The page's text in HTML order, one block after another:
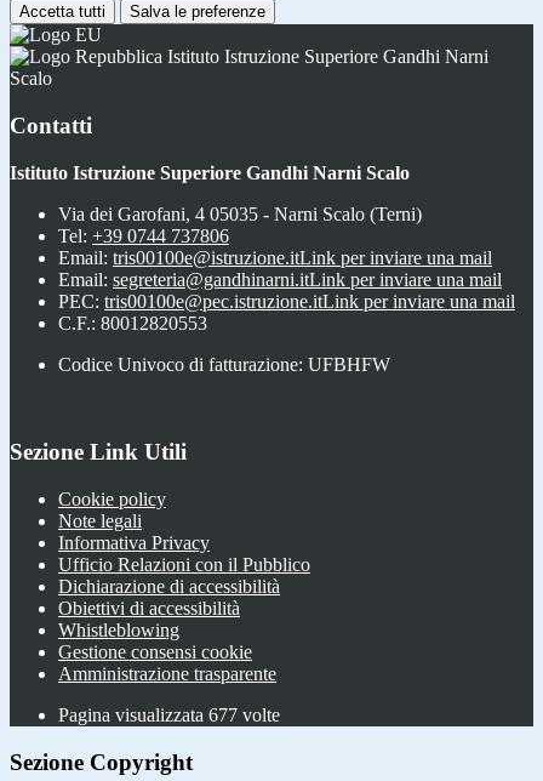
Accetta tutti Salva le preferenze
Istituto Istruzione Superiore Gandhi Narni
Scalo
Contatti
Istituto Istruzione Superiore Gandhi Narni Scalo
Via dei Garofani, 4 05035 - Narni Scalo (Terni)
Tel: +39 0744 737806
Email: tris00100e@istruzione.itLink per inviare una mail
Email: segreteria@gandhinarni.itLink per inviare una mail
PEC: tris00100e@pec.istruzione.itLink per inviare una mail
C.F.: 80012820553
Codice Univoco di fatturazione: UFBHFW
Sezione Link Utili
Cookie policy
Note legali
Informativa Privacy
Ufficio Relazioni con il Pubblico
Dichiarazione di accessibilità
Obiettivi di accessibilità
Whistleblowing
Gestione consensi cookie
Amministrazione trasparente
Pagina visualizzata 677 volte
Sezione Copyright